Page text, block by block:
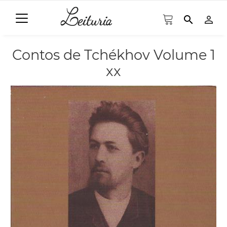
search person_outline
Contos de Tchékhov Volume 1
xx